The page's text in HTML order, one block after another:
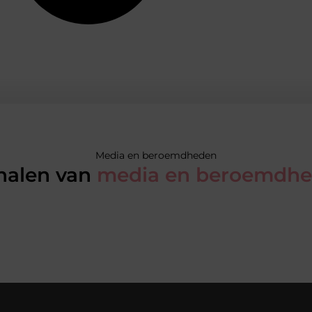
Media en beroemdheden
van media en